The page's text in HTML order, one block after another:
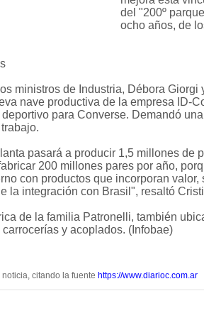
del "200º
ocho años, de
ministros de Industria, Débora Giorgi
nave productiva de la empresa ID-
para Converse. Demandó
pasará a producir 1,5 millones de
200 millones pares por año,
con productos que incorporan
la integración con Brasil", resaltó
de la familia Patronelli, también
y acoplados. (Infobae)
citando la fuente https://www.diarioc.com.ar